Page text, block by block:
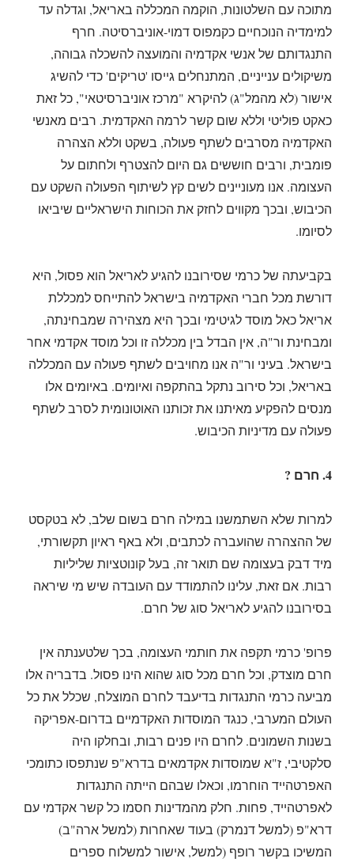
מתוכה עם השלטונות, הוקמה המכללה באריאל, וגדלה עד
למימדיה הנוכחיים כקמפוס דמוי-אוניברסיטה. חרף
התנגדותם של אנשי אקדמיה והמועצה להשכלה גבוהה,
משיקולים ענייניים, המתנחלים גייסו 'טריקים' כדי להשיג
אישור (לא מהמל"ג) להיקרא "מרכז אוניברסיטאי", כל זאת
כאקט פוליטי וללא שום קשר לרמה האקדמית. רבים מאנשי
האקדמיה מסרבים לשתף פעולה, בשקט וללא הצהרה
פומבית, ורבים חוששים גם היום להצטרף ולחתום על
העצומה. אנו מעוניינים לשים קץ לשיתוף הפעולה השקט עם
הכיבוש, ובכך מקווים לחזק את הכוחות הישראליים שיביאו
לסיומו.
בקביעתה של כרמי שסירובנו להגיע לאריאל הוא פסול, היא
דורשת מכל חברי האקדמיה בישראל להתייחס למכללת
אריאל כאל מוסד לגיטימי ובכך היא מצהירה שמבחינתה,
ומבחינת ור"ה, אין הבדל בין מכללה זו וכל מוסד אקדמי אחר
בישראל. בעיני ור"ה אנו מחויבים לשתף פעולה עם המכללה
באריאל, וכל סירוב נתקל בהתקפה ואיומים. באיומים אלו
מנסים להפקיע מאיתנו את זכותנו האוטונומית לסרב לשתף
פעולה עם מדיניות הכיבוש.
4. חרם ?
למרות שלא השתמשנו במילה חרם בשום שלב, לא בטקסט
של ההצהרה שהועברה לכתבים, ולא באף ראיון תקשורתי,
מיד דבק בעצומה שם תואר זה, בעל קונוטציות שליליות
רבות. אם זאת, עלינו להתמודד עם העובדה שיש מי שיראה
בסירובנו להגיע לאריאל סוג של חרם.
פרופ' כרמי תקפה את חותמי העצומה, בכך שלטענתה אין
חרם מוצדק, וכל חרם מכל סוג שהוא הינו פסול. בדבריה אלו
מביעה כרמי התנגדות בדיעבד לחרם המוצלח, שכלל את כל
העולם המערבי, כנגד המוסדות האקדמיים בדרום-אפריקה
בשנות השמונים. לחרם היו פנים רבות, ובחלקו היה
סלקטיבי, ז"א שמוסדות אקדמאים בדרא"פ שנתפסו כתומכי
האפרטהייד הוחרמו, וכאלו שבהם הייתה התנגדות
לאפרטהייד, פחות. חלק מהמדינות חסמו כל קשר אקדמי עם
דרא"פ (למשל דנמרק) בעוד שאחרות (למשל ארה"ב)
המשיכו בקשר רופף (למשל, אישור למשלוח ספרים